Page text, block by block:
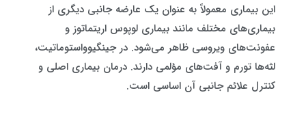
این بیماری معمولاً به عنوان یک عارضه جانبی دیگری از
بیماری‌های مختلف مانند بیماری لوپوس اریتماتوز و
عفونت‌های ویروسی ظاهر می‌شود. در جینگیوواستوماتیت،
لثه‌ها تورم و آفت‌های مؤلمی دارند. درمان بیماری اصلی و
کنترل علائم جانبی آن اساسی است.